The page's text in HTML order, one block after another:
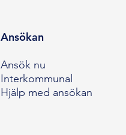
Ansökan
Ansök nu
Interkommunal
Hjälp med ansökan